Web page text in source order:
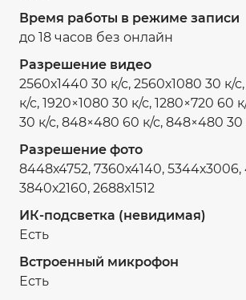
Время работы в режиме записи
до 18 часов без онлайн
Разрешение видео
2560х1440 30 к/с, 2560х1080 30 к/
к/с, 1920×1080 30 к/с, 1280×720 60
30 к/с, 848×480 60 к/с, 848×480 30
Разрешение фото
8448х4752, 7360х4140, 5344х3006,
3840х2160, 2688х1512
ИК-подсветка (невидимая)
Есть
Встроенный микрофон
Есть